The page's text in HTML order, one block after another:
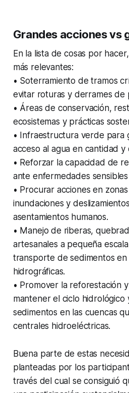
Grandes acciones vs
En la lista de cosas por
más relevantes:
• Soterramiento de tramos
evitar roturas y derrames de
• Áreas de conservación,
ecosistemas y prácticas
• Infraestructura verde para
acceso al agua en cantidad y
• Reforzar la capacidad de
ante enfermedades sensibles
• Procurar acciones en
inundaciones y
asentamientos humanos.
• Manejo de riberas,
artesanales a pequeña
transporte de sedimentos en
hidrográficas.
• Promover la reforestación
mantener el ciclo hidrológico
sedimentos en las cuencas
centrales hidroeléctricas.
Buena parte de estas
planteadas por los
través del cual se consiguió